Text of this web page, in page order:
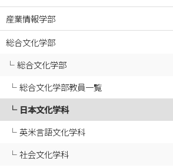
2024年09月
2024年08月
2024年05月
2024年04月
2024年03月
2024年02月
産業情報学部
総合文化学部
総合文化学部
総合文化学部教員一覧
日本文化学科
英米言語文化学科
社会文化学科